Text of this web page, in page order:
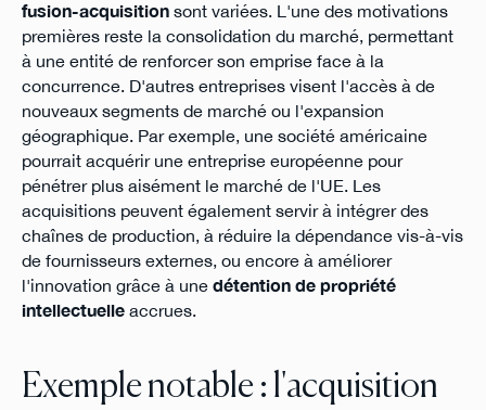
fusion-acquisitionsont variées. L'une des motivations
premières reste la consolidation du marché, permettant
à une entité de renforcer son emprise face à la
concurrence. D'autres entreprises visent l'accès à de
nouveaux segments de marché ou l'expansion
géographique. Par exemple, une société américaine
pourrait acquérir une entreprise européenne pour
pénétrer plus aisément le marché de l'UE. Les
acquisitions peuvent également servir à intégrer des
chaînes de production, à réduire la dépendance vis-à-vis
de fournisseurs externes, ou encore à améliorer
l'innovation grâce à une détention de propriété
intellectuelleaccrues.
Exemple notable : l'acquisition